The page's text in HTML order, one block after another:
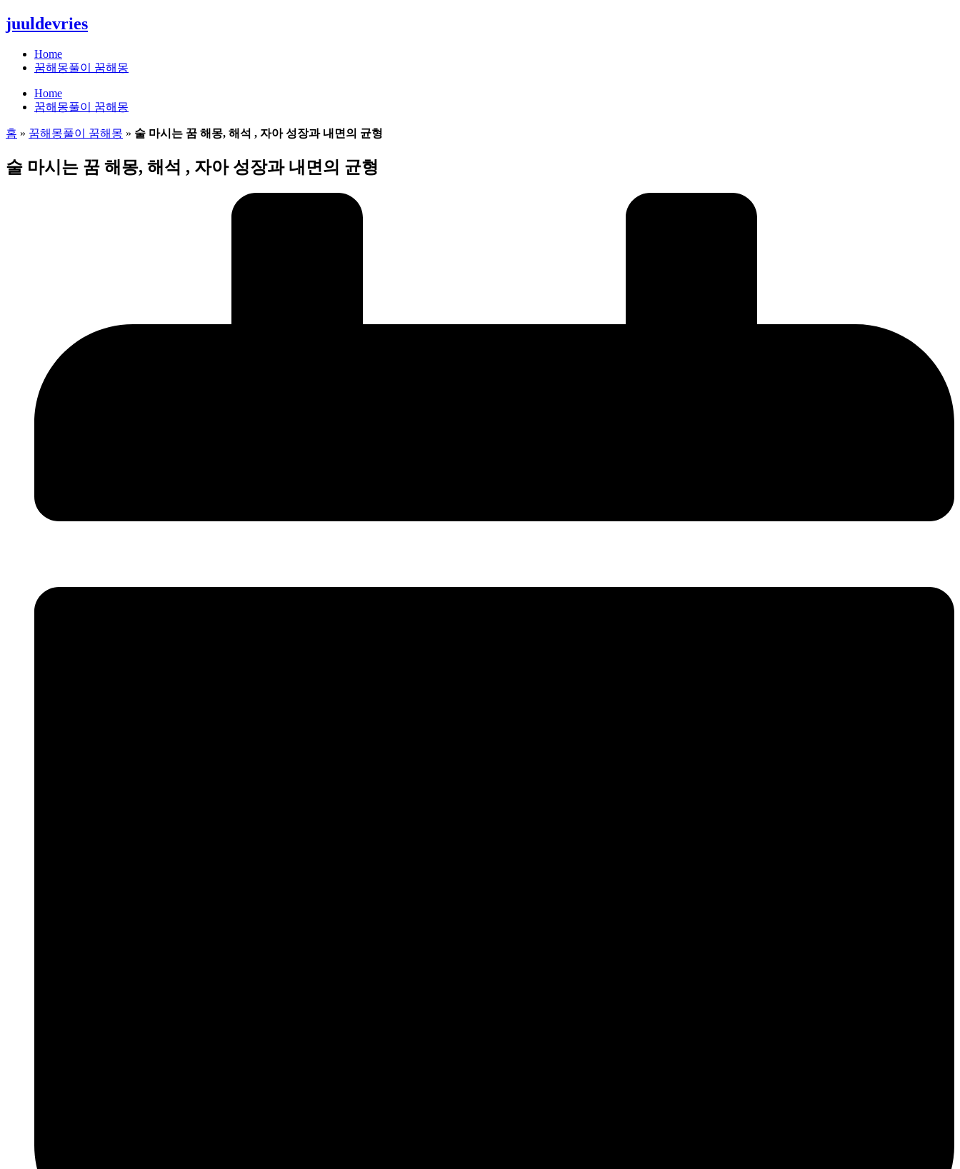
콘
텐
juuldevries
Home
꿈해몽풀이 꿈해몽
Home
꿈해몽풀이 꿈해몽
홈 » 꿈해몽풀이 꿈해몽 » 술 마시는 꿈 해몽, 해석 , 자아 성장과 내면의 균형
술 마시는 꿈 해몽, 해석 , 자아 성장과 내면의 균형